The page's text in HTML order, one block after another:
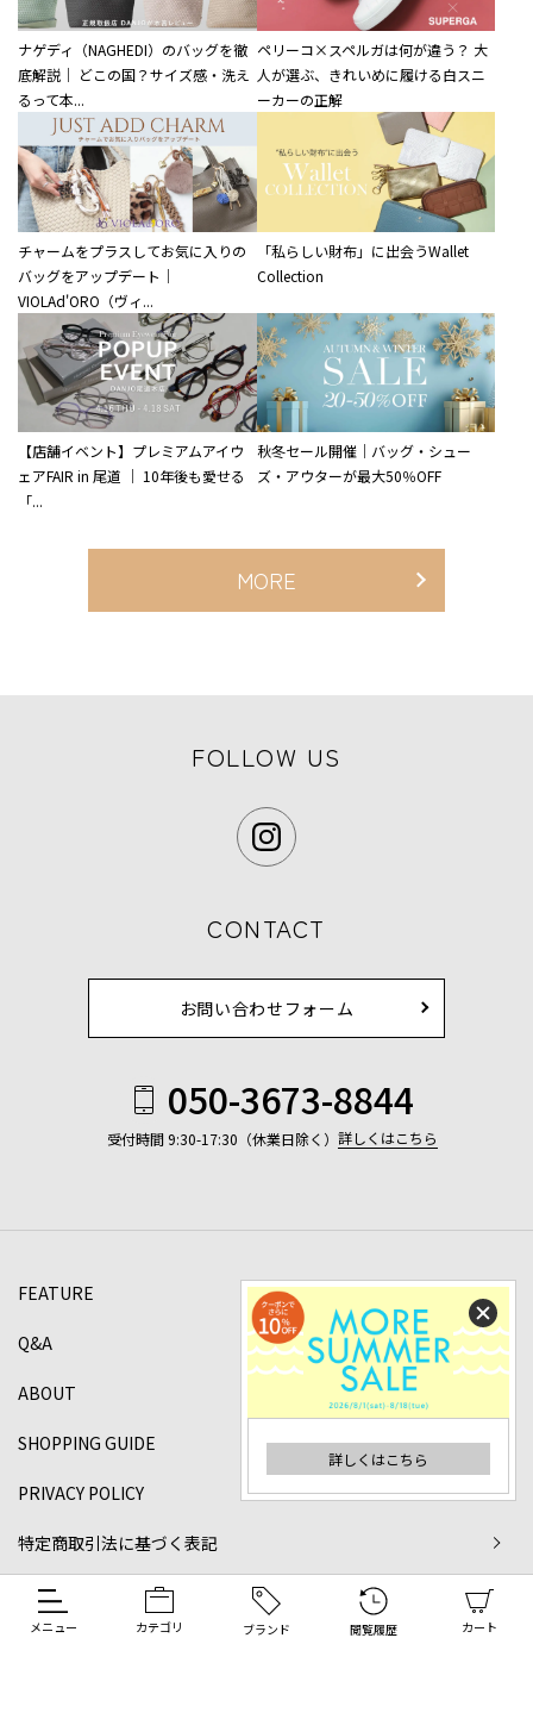
詳しくはこちら
メニュー カテゴリ ブランド 閲覧履歴 カート
ナゲディ（NAGHEDI）のバッグを徹
底解説｜ どこの国？サイズ感・洗え
るって本...
ペリーコ×スペルガは何が違う？ 大
人が選ぶ、きれいめに履ける白スニ
ーカーの正解
チャームをプラスしてお気に入りの
バッグをアップデート｜
VIOLAd'ORO（ヴィ...
「私らしい財布」に出会うWallet
Collection
【店舗イベント】プレミアムアイウ
ェアFAIR in 尾道 ｜ 10年後も愛せる
「...
秋冬セール開催｜バッグ・シュー
ズ・アウターが最大50％OFF
MORE
FOLLOW US
CONTACT
お問い合わせフォーム
050-3673-8844
受付時間 9:30-17:30（休業日除く） 詳しくはこちら
FEATURE
Q&A
ABOUT
SHOPPING GUIDE
PRIVACY POLICY
特定商取引法に基づく表記
©2024 DANJO Co.,ltd All rights reserved.